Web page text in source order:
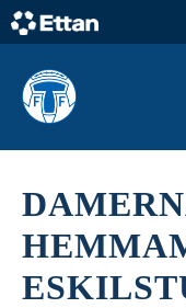
content
Home